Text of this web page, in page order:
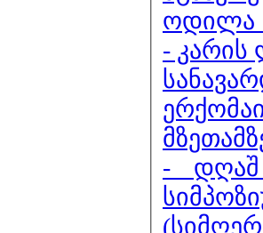
ოდილა
- კარის
-